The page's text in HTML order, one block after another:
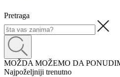
Pretraga
MOŽDA MOŽEMO DA
Najpoželjniji trenutno